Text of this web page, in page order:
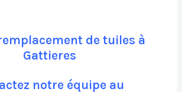
de tuiles à
Gattieres
notre équipe au